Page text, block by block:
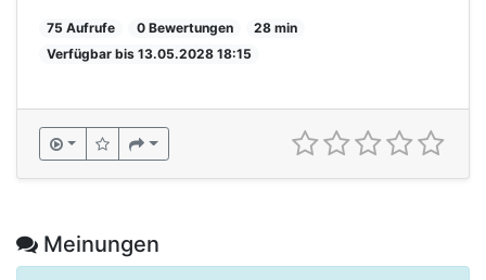
75 Aufrufe 0 Bewertungen
28 min
Verfügbar bis 13.05.2028 18:15
Meinungen